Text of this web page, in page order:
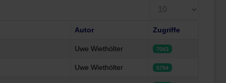
Autor Zugriffe
Uwe Wiethölter 7043
Uwe Wiethölter 6794